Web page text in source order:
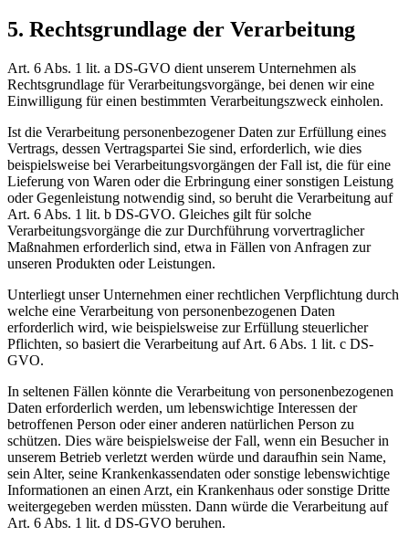
5. Rechtsgrundlage der Verarbeitung
Art. 6 Abs. 1 lit. a DS-GVO dient unserem Unternehmen als
Rechtsgrundlage für Verarbeitungsvorgänge, bei denen wir eine
Einwilligung für einen bestimmten Verarbeitungszweck einholen.
Ist die Verarbeitung personenbezogener Daten zur Erfüllung eines
Vertrags, dessen Vertragspartei Sie sind, erforderlich, wie dies
beispielsweise bei Verarbeitungsvorgängen der Fall ist, die für eine
Lieferung von Waren oder die Erbringung einer sonstigen Leistung
oder Gegenleistung notwendig sind, so beruht die Verarbeitung auf
Art. 6 Abs. 1 lit. b DS-GVO. Gleiches gilt für solche
Verarbeitungsvorgänge die zur Durchführung vorvertraglicher
Maßnahmen erforderlich sind, etwa in Fällen von Anfragen zur
unseren Produkten oder Leistungen.
Unterliegt unser Unternehmen einer rechtlichen Verpflichtung durch
welche eine Verarbeitung von personenbezogenen Daten
erforderlich wird, wie beispielsweise zur Erfüllung steuerlicher
Pflichten, so basiert die Verarbeitung auf Art. 6 Abs. 1 lit. c DS-
GVO.
In seltenen Fällen könnte die Verarbeitung von personenbezogenen
Daten erforderlich werden, um lebenswichtige Interessen der
betroffenen Person oder einer anderen natürlichen Person zu
schützen. Dies wäre beispielsweise der Fall, wenn ein Besucher in
unserem Betrieb verletzt werden würde und daraufhin sein Name,
sein Alter, seine Krankenkassendaten oder sonstige lebenswichtige
Informationen an einen Arzt, ein Krankenhaus oder sonstige Dritte
weitergegeben werden müssten. Dann würde die Verarbeitung auf
Art. 6 Abs. 1 lit. d DS-GVO beruhen.